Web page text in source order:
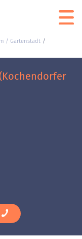
/ Gartenstadt